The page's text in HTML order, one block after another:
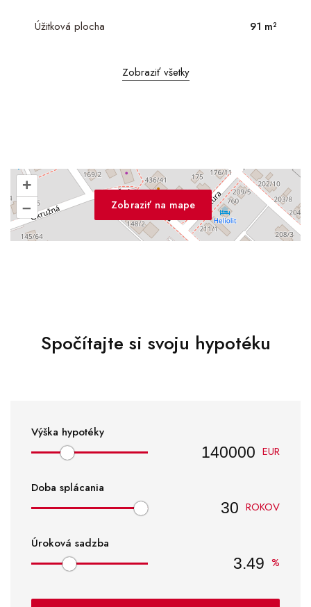
Úžitková plocha 91 m²
Zobraziť všetky
Zobraziť na mape
+
–
Spočítajte si svoju hypotéku
Výška hypotéky
EUR
Doba splácania
ROKOV
Úroková sadzba
%